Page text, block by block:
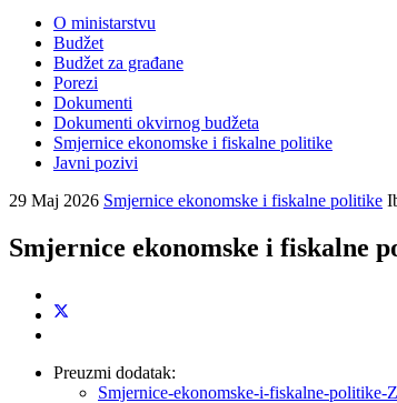
O ministarstvu
Budžet
Budžet za građane
Porezi
Dokumenti
Dokumenti okvirnog budžeta
Smjernice ekonomske i fiskalne politike
Javni pozivi
29 Maj 2026 Smjernice ekonomske i fiskalne politike
Smjernice ekonomske i fiskalne
Preuzmi dodatak:
Smjernice-ekonomske-i-fiskalne-